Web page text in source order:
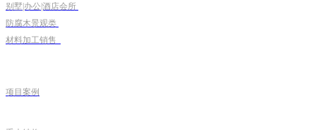
别墅|办公|酒店会所
防腐木景观类
材料加工销售
项目案例